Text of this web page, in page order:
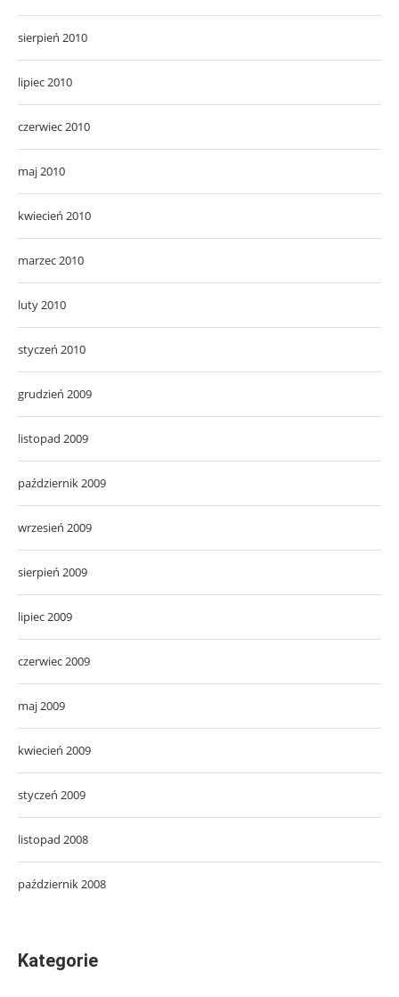
sierpień 2010
lipiec 2010
czerwiec 2010
maj 2010
kwiecień 2010
marzec 2010
luty 2010
styczeń 2010
grudzień 2009
listopad 2009
październik 2009
wrzesień 2009
sierpień 2009
lipiec 2009
czerwiec 2009
maj 2009
kwiecień 2009
styczeń 2009
listopad 2008
październik 2008
Kategorie